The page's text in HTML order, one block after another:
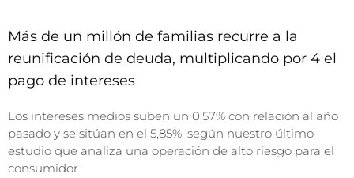
Más de un millón de familias recurre a la
reunificación de deuda, multiplicando por 4 el
pago de intereses
Los intereses medios suben un 0,57% con relación al año
pasado y se sitúan en el 5,85%, según nuestro último
estudio que analiza una operación de alto riesgo para el
consumidor